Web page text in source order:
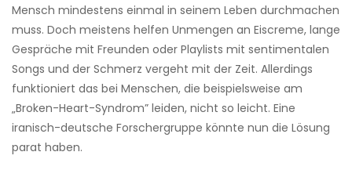
Mensch mindestens einmal in seinem Leben durchmachen
muss. Doch meistens helfen Unmengen an Eiscreme, lange
Gespräche mit Freunden oder Playlists mit sentimentalen
Songs und der Schmerz vergeht mit der Zeit. Allerdings
funktioniert das bei Menschen, die beispielsweise am
„Broken-Heart-Syndrom” leiden, nicht so leicht. Eine
iranisch-deutsche Forschergruppe könnte nun die Lösung
parat haben.